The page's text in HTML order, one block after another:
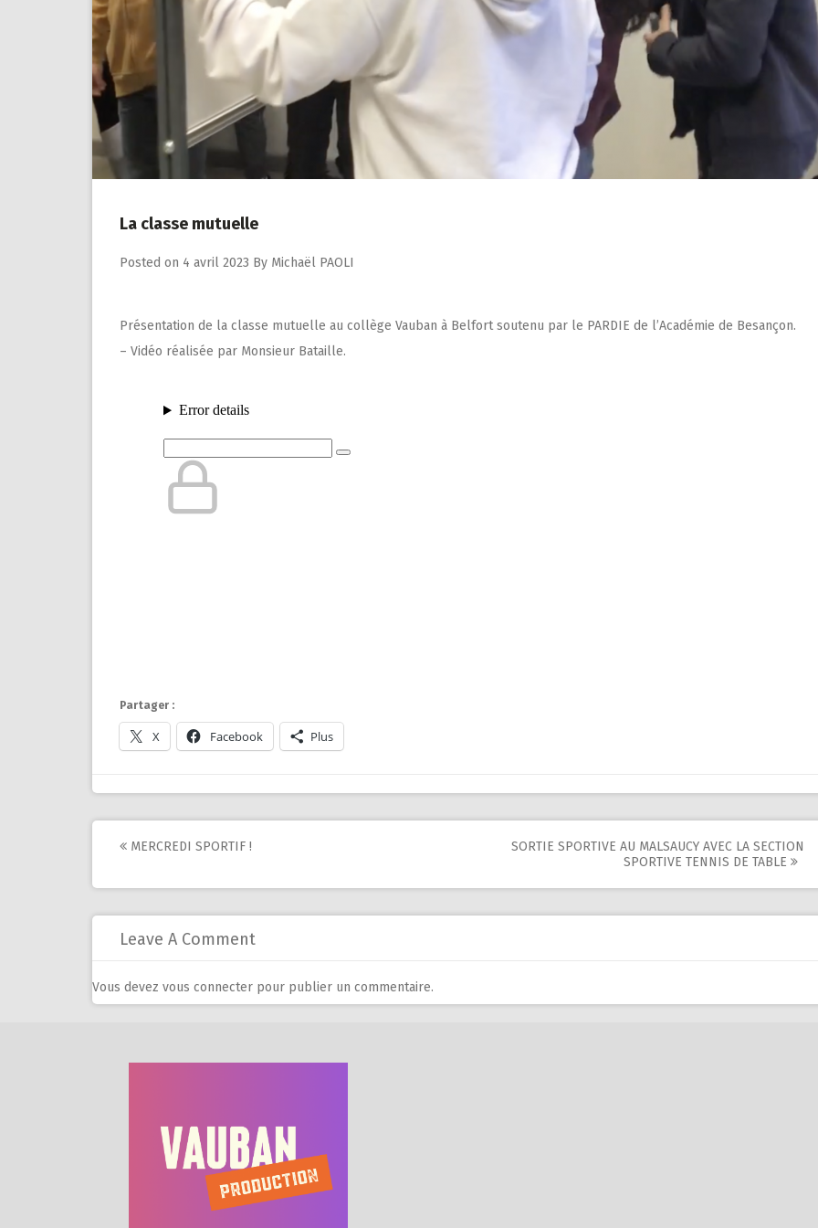
La classe mutuelle
Posted on 4 avril 2023 By Michaël PAOLI
Présentation de la classe mutuelle au collège Vauban à Belfort soutenu par le PARDIE de l’Académie de Besançon.
– Vidéo réalisée par Monsieur Bataille.
Partager :
X Facebook Plus
Post
MERCREDI SPORTIF !
SORTIE SPORTIVE AU MALSAUCY AVEC LA SECTION
SPORTIVE TENNIS DE TABLE
Leave A Comment
Vous devez vous connecter pour publier un commentaire.